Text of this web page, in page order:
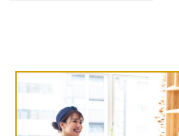
プロフェッショナル×つ